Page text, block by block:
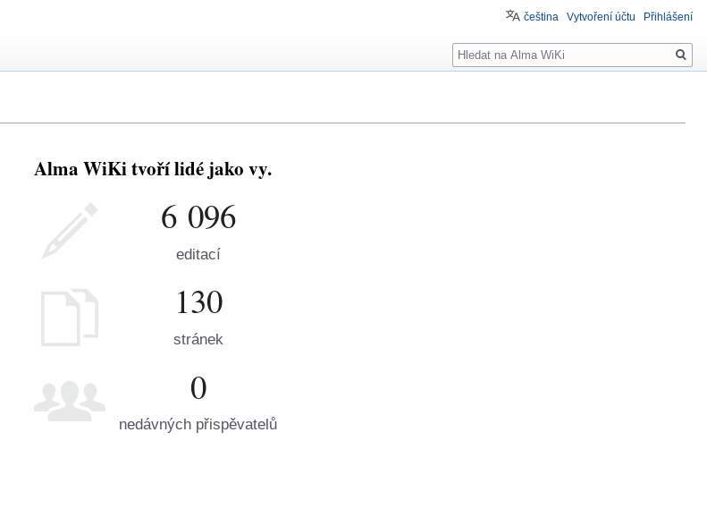
Alma WiKi tvoří lidé jako vy.
6 096
editací
130
stránek
0
nedávných přispěvatelů
čeština Vytvoření účtu Přihlášení
Hledat